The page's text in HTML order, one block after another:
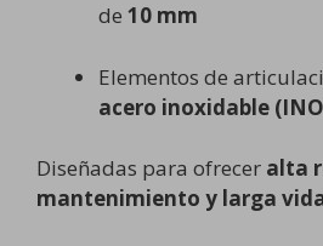
de 10 mm
Elementos de
acero inoxidable
Diseñadas para ofrecer alta
mantenimiento y larga